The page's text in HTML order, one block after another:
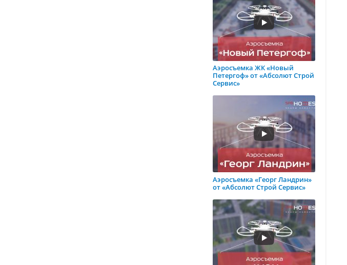
Аэросъемка ЖК «Новый
Петергоф» от «Абсолют Строй
Сервис»
Аэросъемка «Георг Ландрин»
от «Абсолют Строй Сервис»